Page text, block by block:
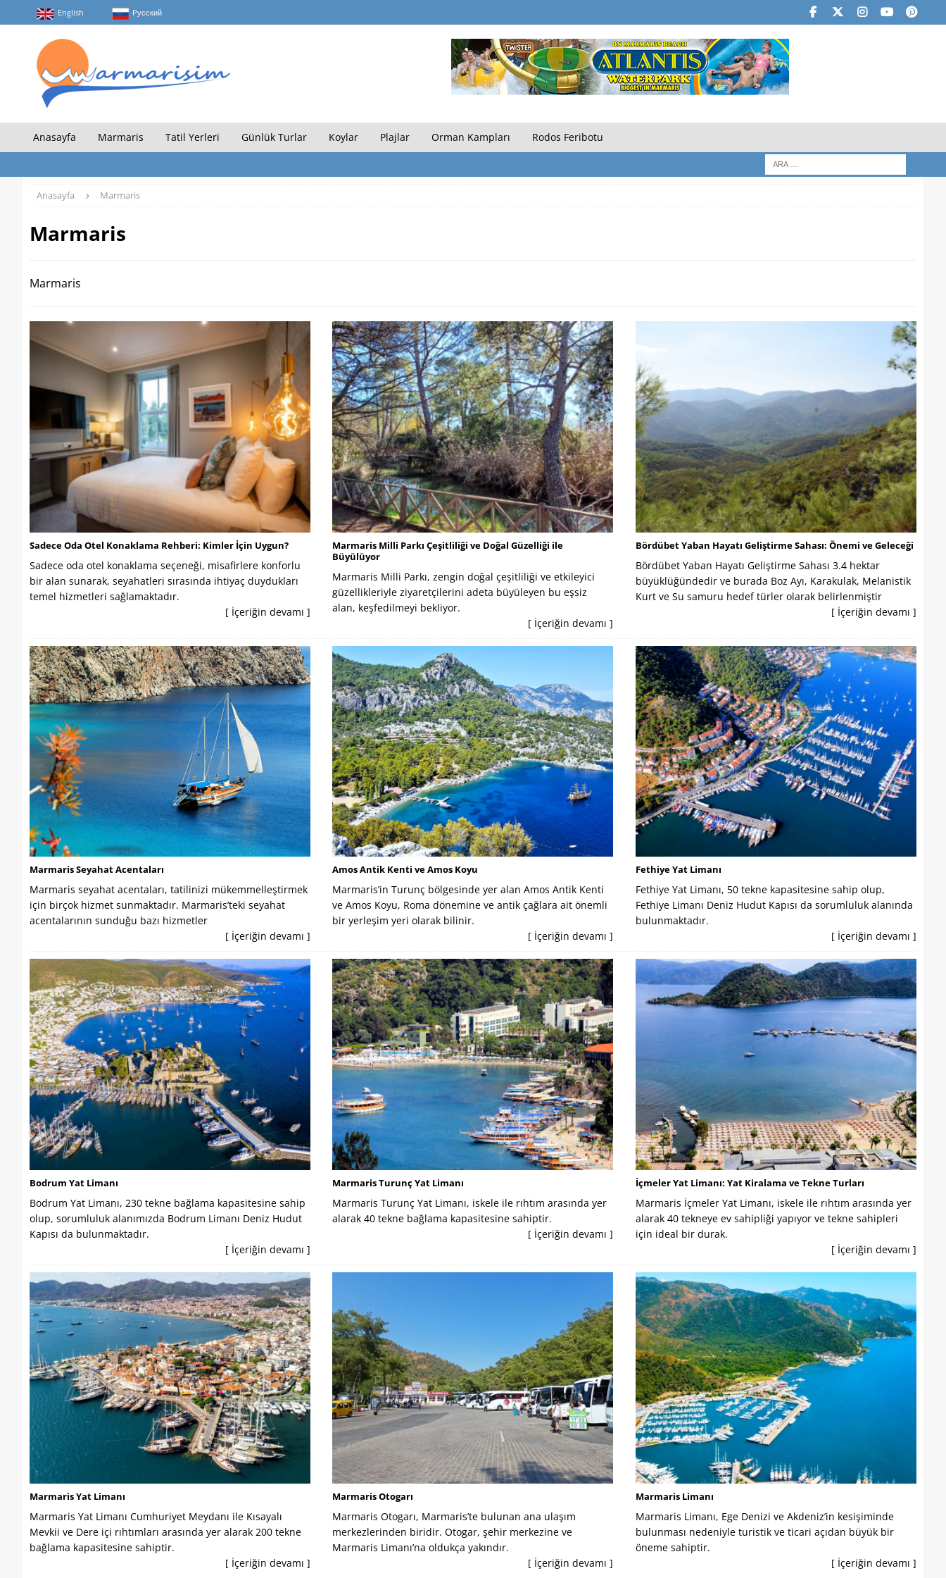
English Pусский
Anasayfa Marmaris Tatil Yerleri Günlük Turlar Koylar Plajlar Orman Kampları Rodos Feribotu
Anasayfa Marmaris
Marmaris
Marmaris
Sadece Oda Otel Konaklama Rehberi: Kimler İçin Uygun?
Sadece oda otel konaklama seçeneği, misafirlere konforlu
bir alan sunarak, seyahatleri sırasında ihtiyaç duydukları
temel hizmetleri sağlamaktadır.
[ İçeriğin devamı ]
Marmaris Milli Parkı Çeşitliliği ve Doğal Güzelliği ile
Büyülüyor
Marmaris Milli Parkı, zengin doğal çeşitliliği ve etkileyici
güzellikleriyle ziyaretçilerini adeta büyüleyen bu eşsiz
alan, keşfedilmeyi bekliyor.
[ İçeriğin devamı ]
Bördübet Yaban Hayatı Geliştirme Sahası: Önemi ve Geleceği
Bördübet Yaban Hayatı Geliştirme Sahası 3.4 hektar
büyüklüğündedir ve burada Boz Ayı, Karakulak, Melanistik
Kurt ve Su samuru hedef türler olarak belirlenmiştir
[ İçeriğin devamı ]
Marmaris Seyahat Acentaları
Marmaris seyahat acentaları, tatilinizi mükemmelleştirmek
için birçok hizmet sunmaktadır. Marmaris’teki seyahat
acentalarının sunduğu bazı hizmetler
[ İçeriğin devamı ]
Amos Antik Kenti ve Amos Koyu
Marmaris’in Turunç bölgesinde yer alan Amos Antik Kenti
ve Amos Koyu, Roma dönemine ve antik çağlara ait önemli
bir yerleşim yeri olarak bilinir.
[ İçeriğin devamı ]
Fethiye Yat Limanı
Fethiye Yat Limanı, 50 tekne kapasitesine sahip olup,
Fethiye Limanı Deniz Hudut Kapısı da sorumluluk alanında
bulunmaktadır.
[ İçeriğin devamı ]
Bodrum Yat Limanı
Bodrum Yat Limanı, 230 tekne bağlama kapasitesine sahip
olup, sorumluluk alanımızda Bodrum Limanı Deniz Hudut
Kapısı da bulunmaktadır.
[ İçeriğin devamı ]
Marmaris Turunç Yat Limanı
Marmaris Turunç Yat Limanı, iskele ile rıhtım arasında yer
alarak 40 tekne bağlama kapasitesine sahiptir.
[ İçeriğin devamı ]
İçmeler Yat Limanı: Yat Kiralama ve Tekne Turları
Marmaris İçmeler Yat Limanı, iskele ile rıhtım arasında yer
alarak 40 tekneye ev sahipliği yapıyor ve tekne sahipleri
için ideal bir durak.
[ İçeriğin devamı ]
Marmaris Yat Limanı
Marmaris Yat Limanı Cumhuriyet Meydanı ile Kısayalı
Mevkii ve Dere içi rıhtımları arasında yer alarak 200 tekne
bağlama kapasitesine sahiptir.
[ İçeriğin devamı ]
Marmaris Otogarı
Marmaris Otogarı, Marmaris’te bulunan ana ulaşım
merkezlerinden biridir. Otogar, şehir merkezine ve
Marmaris Limanı’na oldukça yakındır.
[ İçeriğin devamı ]
Marmaris Limanı
Marmaris Limanı, Ege Denizi ve Akdeniz’in kesişiminde
bulunması nedeniyle turistik ve ticari açıdan büyük bir
öneme sahiptir.
[ İçeriğin devamı ]